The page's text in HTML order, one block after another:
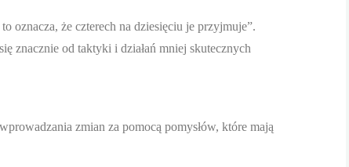
oznacza, że czterech na dziesięciu je przyjmuje”.
znacznie od taktyki i działań mniej skutecznych
zmian za pomocą pomysłów, które mają